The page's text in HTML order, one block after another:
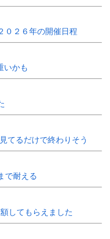
０２６年の開催日程
いかも
てるだけで終わりそう
で耐える
してもらえました